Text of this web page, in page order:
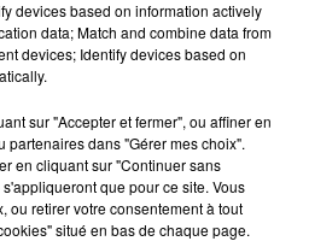
- Gagnez votre balade
ski !
Voir plus
devices based on information actively
data; Match and combine data from
devices; Identify devices based on
sur "Accepter et fermer", ou affiner en
partenaires dans "Gérer mes choix".
en cliquant sur "Continuer sans
que pour ce site. Vous
ou retirer votre consentement à tout
situé en bas de chaque page.